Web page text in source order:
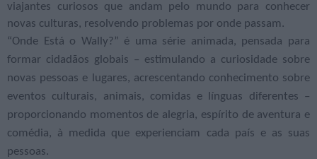
viajantes curiosos que andam pelo mundo para conhecer
novas culturas, resolvendo problemas por onde passam.
“Onde Está o Wally?” é uma série animada, pensada para
formar cidadãos globais – estimulando a curiosidade sobre
novas pessoas e lugares, acrescentando conhecimento sobre
eventos culturais, animais, comidas e línguas diferentes –
proporcionando momentos de alegria, espírito de aventura e
comédia, à medida que experienciam cada país e as suas
pessoas.